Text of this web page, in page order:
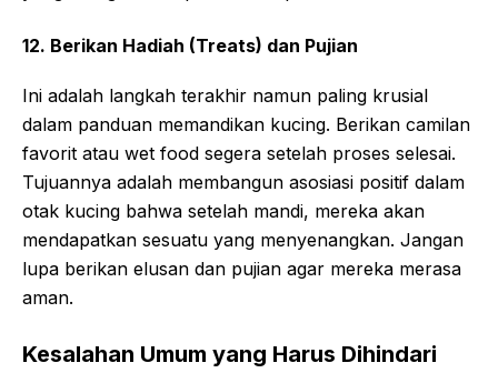
12. Berikan Hadiah (Treats) dan Pujian
Ini adalah langkah terakhir namun paling krusial
dalam panduan memandikan kucing. Berikan camilan
favorit atau wet food segera setelah proses selesai.
Tujuannya adalah membangun asosiasi positif dalam
otak kucing bahwa setelah mandi, mereka akan
mendapatkan sesuatu yang menyenangkan. Jangan
lupa berikan elusan dan pujian agar mereka merasa
aman.
Kesalahan Umum yang Harus Dihindari